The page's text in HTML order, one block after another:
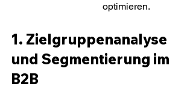
optimieren.
1. Zielgruppenanalyse
und Segmentierung im
B2B